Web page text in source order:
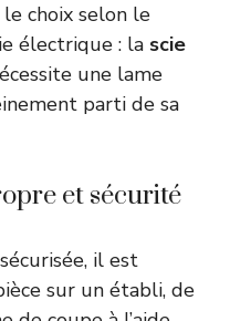
choix selon le
électrique : la scie
une lame
parti de sa
et sécurité
il est
sur un établi, de